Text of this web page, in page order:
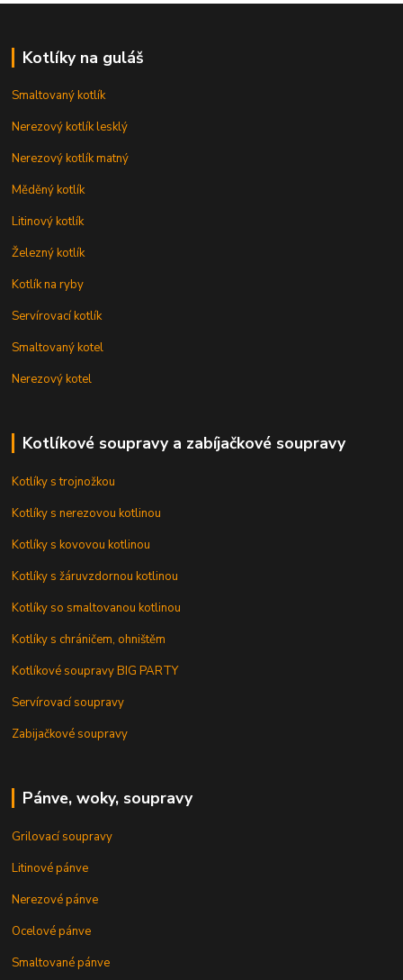
Kotlíky na guláš
Smaltovaný kotlík
Nerezový kotlík lesklý
Nerezový kotlík matný
Měděný kotlík
Litinový kotlík
Železný kotlík
Kotlík na ryby
Servírovací kotlík
Smaltovaný kotel
Nerezový kotel
Kotlíkové soupravy a zabíjačkové soupravy
Kotlíky s trojnožkou
Kotlíky s nerezovou kotlinou
Kotlíky s kovovou kotlinou
Kotlíky s žáruvzdornou kotlinou
Kotlíky so smaltovanou kotlinou
Kotlíky s chráničem, ohništěm
Kotlíkové soupravy BIG PARTY
Servírovací soupravy
Zabijačkové soupravy
Pánve, woky, soupravy
Grilovací soupravy
Litinové pánve
Nerezové pánve
Ocelové pánve
Smaltované pánve